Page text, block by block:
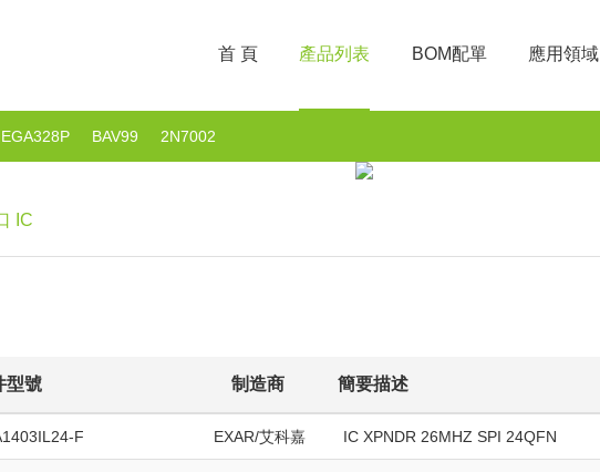
首 頁 產品列表 BOM配單 應用領域
BAV99 2N7002
IC
型號 制造商 簡要描述
F EXAR/艾科嘉 IC XPNDR 26MHZ SPI 24QFN